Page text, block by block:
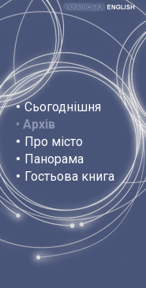
• Сьогоднішня
• Архів
• Про місто
• Панорама
• Гостьова книга